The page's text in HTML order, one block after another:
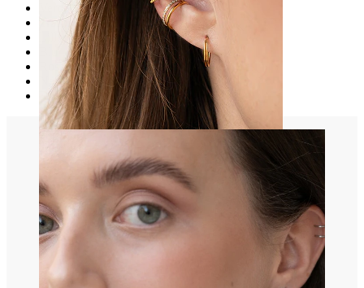
Trasparente - bianco
Rosa chiaro
Nero
Rosso